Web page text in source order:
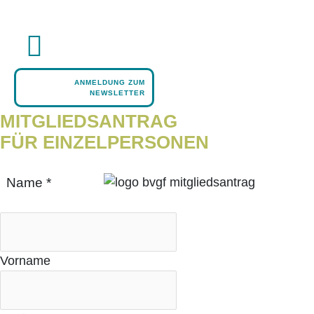
ANMELDUNG ZUM
NEWSLETTER
MIT­GLIEDS­AN­TRAG
FÜR EINZELPERSONEN
Name*
Vor­na­me